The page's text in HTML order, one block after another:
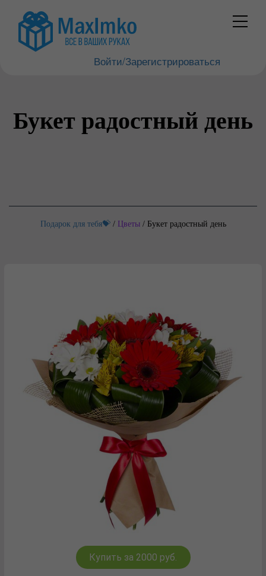
Войти/Зарегистрироваться
Букет радостный день
Подарок для тебя💝/ Цветы/ Букет радостный день
Купить за 2000 руб.